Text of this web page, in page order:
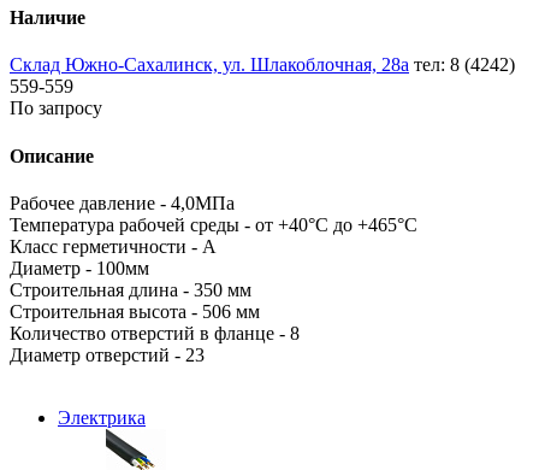
Наличие
Склад Южно-Сахалинск, ул. Шлакоблочная, 28а тел: 8 (4242)
559-559
По запросу
Описание
Рабочее давление - 4,0МПа
Температура рабочей среды - от +40°С до +465°С
Класс герметичности - А
Диаметр - 100мм
Строительная длина - 350 мм
Строительная высота - 506 мм
Количество отверстий в фланце - 8
Диаметр отверстий - 23
Электрика